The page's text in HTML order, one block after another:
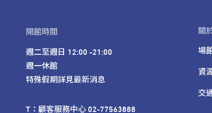
開館時間
週二至週日 12:00 -21:00
週一休館
特殊假期詳見最新消息
T：顧客服務中心 02-77563888
關
場
資
交